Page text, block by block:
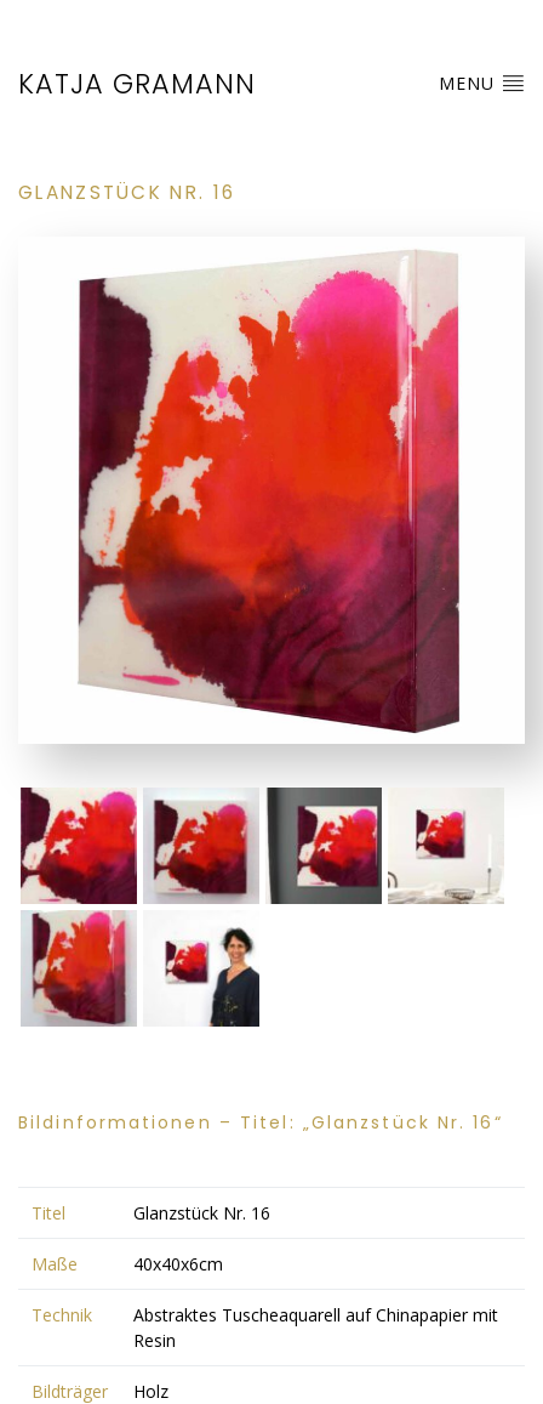
KATJA GRAMANN MENU
GLANZSTÜCK NR. 16
Bildinformationen – Titel: „Glanzstück Nr. 16“
Titel Glanzstück Nr. 16
Maße 40x40x6cm
Technik
Abstraktes Tuscheaquarell auf Chinapapier mit
Resin
Bildträger Holz